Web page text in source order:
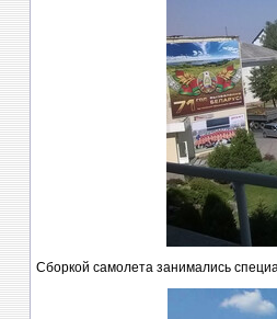
Сборкой самолета занимались